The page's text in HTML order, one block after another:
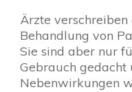
Ärzte
Behandlung von
Sie sind aber nur
Gebrauch gedacht
Nebenwirkungen